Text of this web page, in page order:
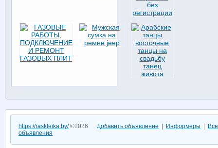
https://raskleika.by/©2026 Добавить объявление Информеры
объявления